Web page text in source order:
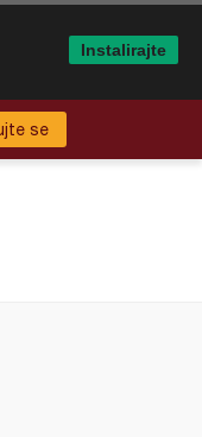
se
Instalirajte